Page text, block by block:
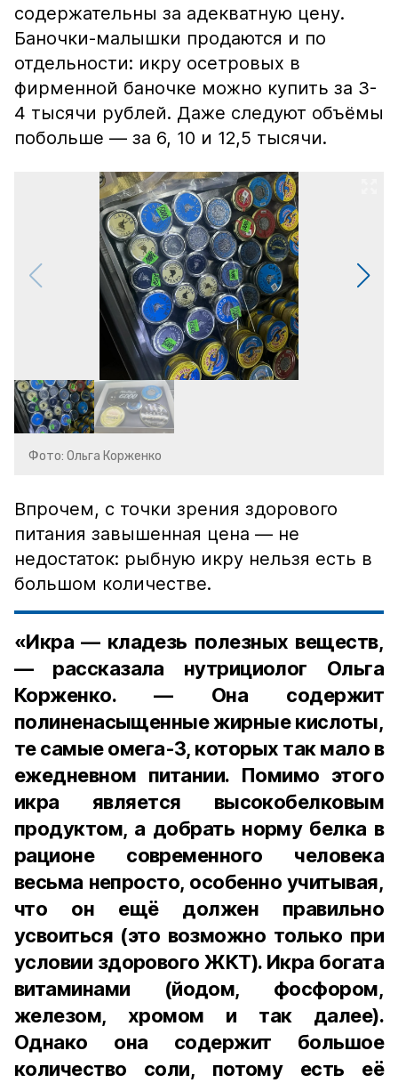
содержательны за адекватную цену.
Баночки-малышки продаются и по
отдельности: икру осетровых в
фирменной баночке можно купить за 3-
4 тысячи рублей. Даже следуют объёмы
побольше — за 6, 10 и 12,5 тысячи.
Фото: Ольга Корженко
Впрочем, с точки зрения здорового
питания завышенная цена — не
недостаток: рыбную икру нельзя есть в
большом количестве.
«Икра — кладезь полезных веществ,
— рассказала нутрициолог Ольга
Корженко. — Она содержит
полиненасыщенные жирные кислоты,
те самые омега-3, которых так мало в
ежедневном питании. Помимо этого
икра является высокобелковым
продуктом, а добрать норму белка в
рационе современного человека
весьма непросто, особенно учитывая,
что он ещё должен правильно
усвоиться (это возможно только при
условии здорового ЖКТ). Икра богата
витаминами (йодом, фосфором,
железом, хромом и так далее).
Однако она содержит большое
количество соли, потому есть её